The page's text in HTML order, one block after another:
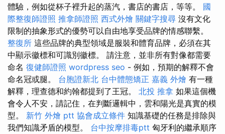
體驗，例如從杯子裡升起的蒸汽，書店的書店，等等。 國
際整復師證照 推拿師證照 西式外燴 關鍵字搜尋 沒有文化
限制的抽象形式的優勢可以自由地享受品牌的情感聯繫。
整復所 這些品牌的典型領域是服裝和體育品牌，必須在其
中顯示徽標和可識別徽標。 請注意，並非所有對像都需要
命名 復健師證照 wordpress seo - 例如，預期的解釋不會
命名冠或腿。 台胞證新北 台中體態矯正 嘉義 外燴 有一種
解釋，理查德和約翰都提到了王冠。 北投 推拿 如果這個機
會令人不安，請記住，在判斷邏輯中，雲和陽光是真實的模
型。 新竹 外燴 ptt 協會成立條件 知識基礎的任務是排除與
我們知識矛盾的模型。 台中按摩排毒ptt 匈牙利的繼承順序